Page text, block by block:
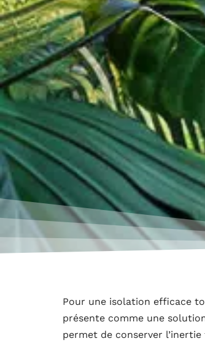
Pour une isolation efficace
présente comme une
permet de conserver